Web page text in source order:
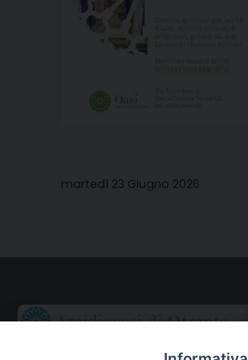
martedì 23 Giugno 2026